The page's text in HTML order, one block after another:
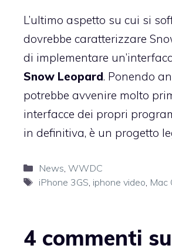
L’ultimo aspetto su cui si
dovrebbe caratterizzare
di implementare
Snow Leopard. Ponendo
potrebbe avvenire molto
interfacce dei propri
in definitiva, è un progetto
Categorie
News, WWDC
Tag
iPhone 3GS, iphone video, Mac
4 commenti